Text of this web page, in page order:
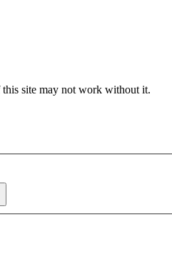
this site may not work without it.